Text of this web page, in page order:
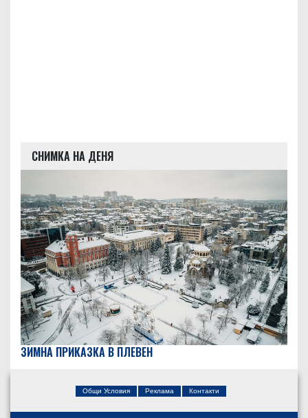
СНИМКА НА ДЕНЯ
ЗИМНА ПРИКАЗКА В ПЛЕВЕН
Общи Условия Реклама Контакти